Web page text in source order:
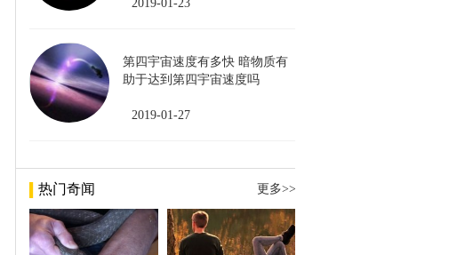
2019-01-23
第四宇宙速度有多快 暗物质有
助于达到第四宇宙速度吗
2019-01-27
热门奇闻 更多>>